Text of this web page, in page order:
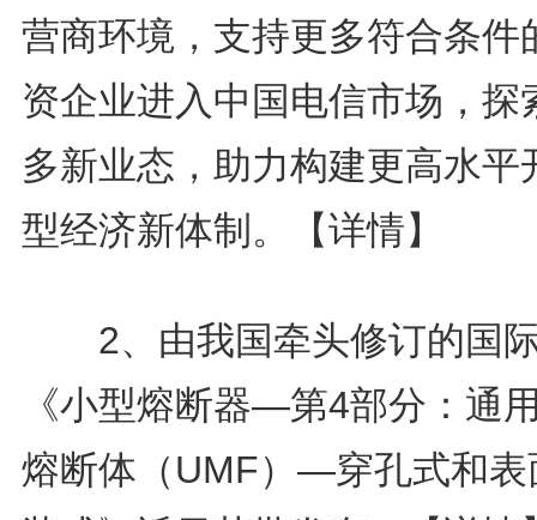
营商环境，支持更多符合条件
资企业进入中国电信市场，探
多新业态，助力构建更高水平
型经济新体制。
【详情】
2、由我国牵头修订的国
《小型熔断器—第4部分：通
熔断体（UMF）—穿孔式和表